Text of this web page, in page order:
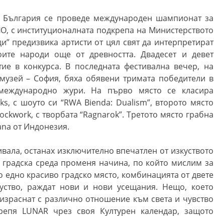
се проведе международен шампионатза
с институционалната подкрепа на Министерството
” предизвика артисти от цял святда интерпретират
народи още от древността.Двадесет и девет
в конкурса. В последната фестивална вечер, на
– София, бяха обявени тримата победители в
жури. На първо място се класира
, с шоуто си “RWA Bienda: Dualism”, второто място
с творбата “Ragnarok”. Третото място грабна
от Индонезия.
останах изключително впечатлен от изкуството
градска среда променя начина, по който мислим за
едно красиво градско място, комбинацията от двете
раждат нови и нови усещания. Нещо, което
с различно отношение към света и чувство
LUNAR чрез своя Културен календар, защото